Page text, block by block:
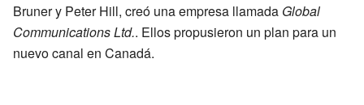
Bruner y Peter Hill, creó una empresa llamada Global
Communications Ltd.. Ellos propusieron un plan para un
nuevo canal en Canadá.